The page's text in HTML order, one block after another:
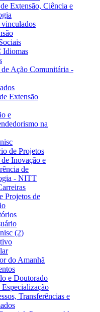
Extensão, Ciência e
vinculados
Ação Comunitária -
Extensão
e
na
de Projetos
Inovação e
de
- NITT
Projetos de
(2)
do Amanhã
e Doutorado
Transferências e